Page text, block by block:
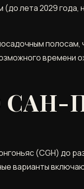
лета 2029 года,
времени
(CGH) до
варианты